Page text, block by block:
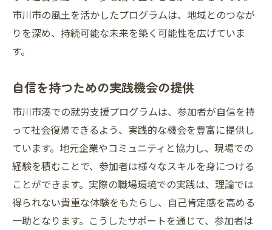
市川市の風土を活かしたプログラムは、地域とのつなが
りを深め、持続可能な未来を築く可能性を広げていま
す。
自信を持つための実践機会の提供
市川市湊での就労支援プログラムは、参加者が自信を持
って社会復帰できるよう、実践的な機会を豊富に提供し
ています。地元企業やコミュニティと協力し、現場での
経験を積むことで、参加者は様々なスキルを身につける
ことができます。実際の職場環境での実践は、理論では
得られない貴重な体験をもたらし、自己肯定感を高める
一助となります。こうしたサポートを通じて、参加者は